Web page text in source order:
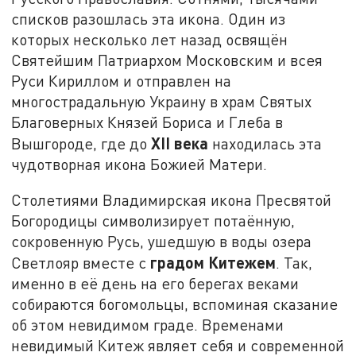
списков разошлась эта икона. Один из
которых несколько лет назад освящён
Святейшим Патриархом Московским и всея
Руси Кириллом и отправлен на
многострадальную Украину в храм Святых
Благоверных Князей Бориса и Глеба в
Вышгороде, где доXII века находилась эта
чудотворная икона Божией Матери.
Столетиями Владимирская икона Пресвятой
Богородицы символизирует потаённую,
сокровенную Русь, ушедшую в воды озера
Светлояр вместе с градом Китежем. Так,
именно в её день на его берегах веками
собираются богомольцы, вспоминая сказание
об этом невидимом граде. Временами
невидимый Китеж являет себя и современной